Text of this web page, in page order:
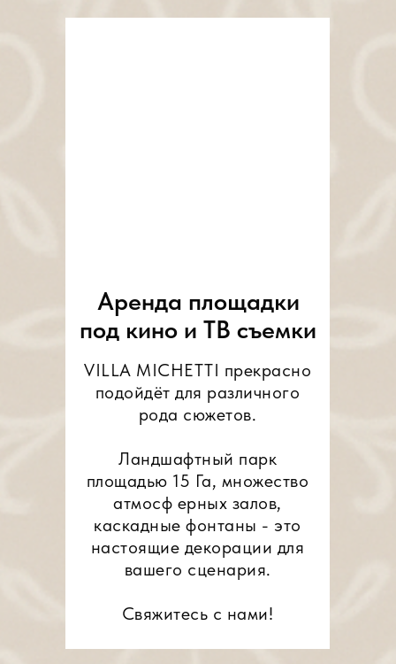
VILLA MICHETTI прекрасно
подойдёт для различного
рода сюжетов.
Ландшафтный парк
площадью 15 Га, множество
атмосф ерных залов,
каскадные фонтаны - это
настоящие декорации для
вашего сценария.
Свяжитесь с нами!
Аренда площадки
под кино и ТВ съемки